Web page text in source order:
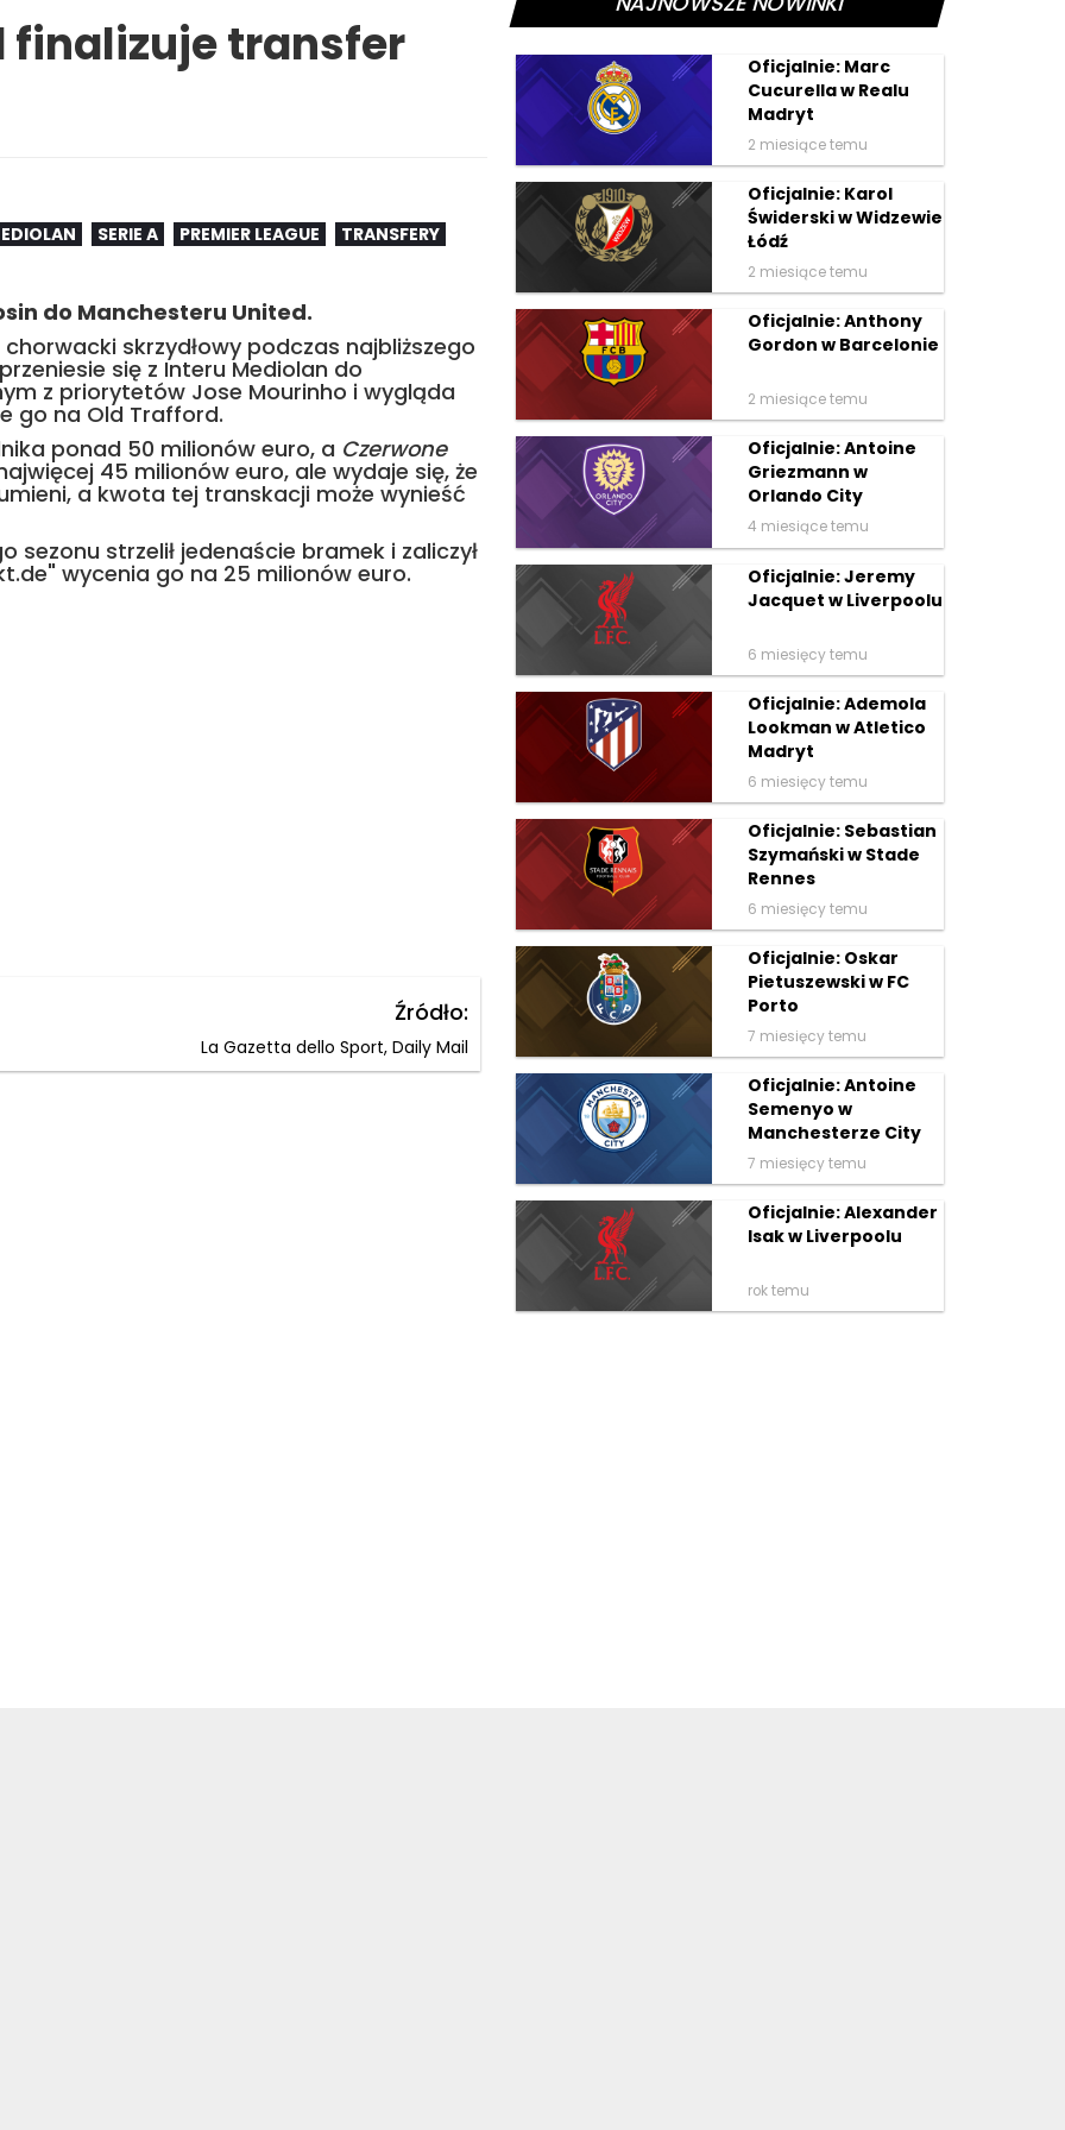
finalizuje transfer
SERIE A PREMIER LEAGUE TRANSFERY
do Manchesteru United.
skrzydłowy podczas najbliższego
się z Interu Mediolan do
z priorytetów Jose Mourinho i wygląda
go na Old Trafford.
ponad 50 milionów euro, a Czerwone
45 milionów euro, ale wydaje się, że
a kwota tej transkacji może wynieść
sezonu strzelił jedenaście bramek i zaliczył
wycenia go na 25 milionów euro.
Źródło:
La Gazetta dello Sport, Daily Mail
Oficjalnie: Marc
Cucurella w Realu
Madryt
2 miesiące temu
Oficjalnie: Karol
Świderski w Widzewie
Łódź
2 miesiące temu
Oficjalnie: Anthony
Gordon w Barcelonie
2 miesiące temu
Oficjalnie: Antoine
Griezmann w
Orlando City
4 miesiące temu
Oficjalnie: Jeremy
Jacquet w Liverpoolu
6 miesięcy temu
Oficjalnie: Ademola
Lookman w Atletico
Madryt
6 miesięcy temu
Oficjalnie: Sebastian
Szymański w Stade
Rennes
6 miesięcy temu
Oficjalnie: Oskar
Pietuszewski w FC
Porto
7 miesięcy temu
Oficjalnie: Antoine
Semenyo w
Manchesterze City
7 miesięcy temu
Oficjalnie: Alexander
Isak w Liverpoolu
rok temu